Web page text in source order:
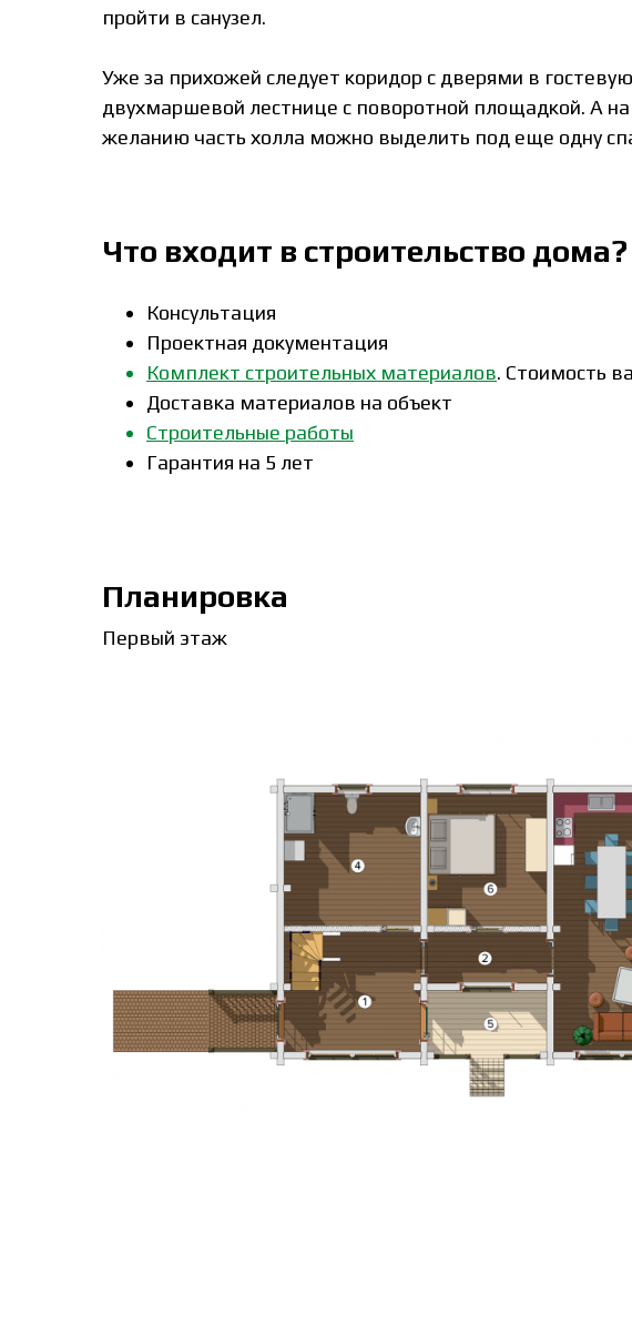
пройти в санузел.
Уже за прихожей следует коридор с дверями в
двухмаршевой лестнице с поворотной площадкой. А
желанию часть холла можно выделить под еще одну
Что входит в строительство дома?
Консультация
Проектная документация
Комплект строительных материалов. Стоимость
Доставка материалов на объект
Строительные работы
Гарантия на 5 лет
Планировка
Первый этаж